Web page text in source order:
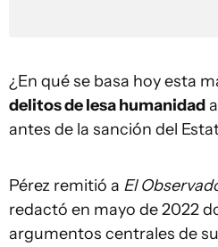
¿En qué se basa hoy esta
delitos de lesa humanidad
antes de la sanción del
Pérez remitió a El
redactó en mayo de 2022
argumentos centrales de